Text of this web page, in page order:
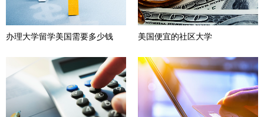
办理大学留学美国需要多少钱 美国便宜的社区大学